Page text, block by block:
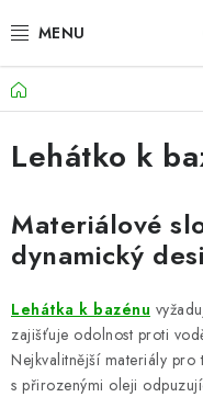
na
ZAHRADNÍ SESTAVY
ŽIDLE
LAVICE
LEHÁTKA
POLSTRY
Domů
Lehátko k
Materiálové
dynamický
Lehátka k bazénu
zajišťuje odolnost proti
Nejkvalitnější materiály pro
s přirozenými oleji